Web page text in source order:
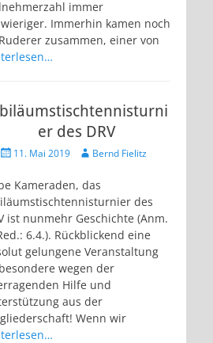
immer
Immerhin kamen noch
zusammen, einer von
er des DRV
Veröffentlicht
11. Mai 2019 AutorBernd Fielitz
Kameraden, das
des
ist nunmehr Geschichte (Anm.
6.4.). Rückblickend eine
gelungene Veranstaltung
wegen der
Hilfe und
aus der
Wenn wir